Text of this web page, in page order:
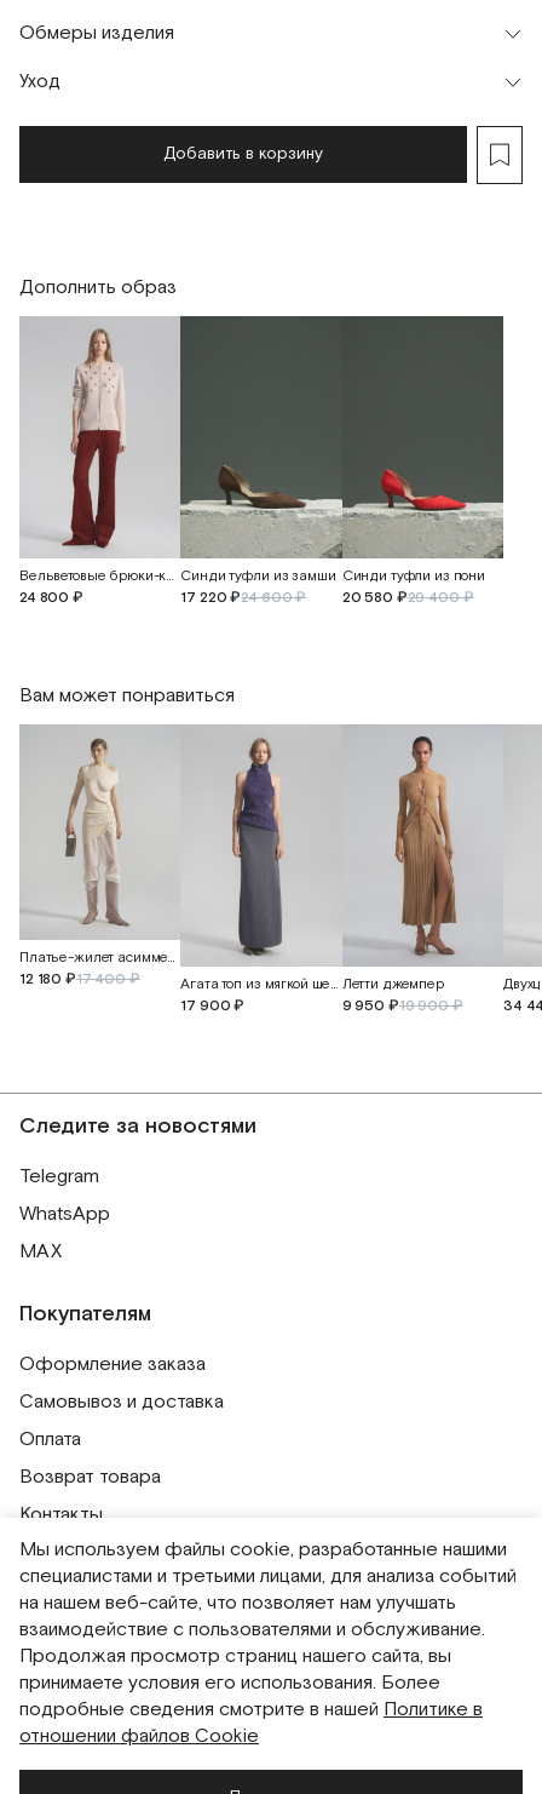
Шоурум
г. Москва, Малая Бронная 24/3
XS
Обмеры изделия
Уход
Добавить в корзину
Дополнить образ
Вельветовые брюки-клеш свободного кроя
24 800 ₽
Синди туфли из замши
17 220 ₽24 600 ₽
Синди туфли из пони
20 580 ₽29 400 ₽
Вам может понравиться
Платье-жилет асимметричное
12 180 ₽17 400 ₽
Агата топ из мягкой шерсти альпака
17 900 ₽
Летти джемпер
9 950 ₽19 900 ₽ 34
Следите за новостями
Telegram
WhatsApp
MAX
Покупателям
Оформление заказа
Самовывоз и доставка
Оплата
Возврат товара
Контакты
Публичная оферта
Политика обработки персональных данных
Политика использования сессионных файлов
Согласие на получение рассылок
Согласие на обработку персональных данных
Система привилегий
Мы используем файлы cookie, разработанные нашими
специалистами и третьими лицами, для анализа событий
на нашем веб-сайте, что позволяет нам улучшать
взаимодействие с пользователями и обслуживание.
Продолжая просмотр страниц нашего сайта, вы
принимаете условия его использования. Более
подробные сведения смотрите в нашей Политике в
отношении файлов Cookie